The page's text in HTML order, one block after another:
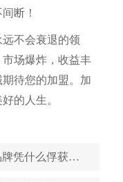
断！
不会衰退的领
场爆炸，收益丰
待您的加盟。加
的人生。
一大批消费者的心